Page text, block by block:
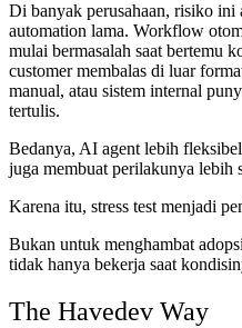
Di banyak perusahaan, risiko ini
automation lama. Workflow
mulai bermasalah saat bertemu
customer membalas di luar
manual, atau sistem internal
tertulis.
Bedanya, AI agent lebih
juga membuat perilakunya lebih
Karena itu, stress test menjadi
Bukan untuk menghambat
tidak hanya bekerja saat
The Havedev Way